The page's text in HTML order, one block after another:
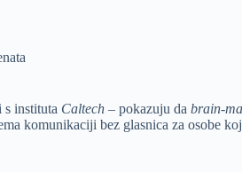
instituta Caltech – pokazuju da brain-
komunikaciji bez glasnica za osobe